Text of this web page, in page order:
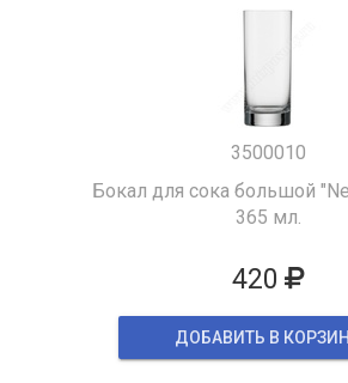
3500010
Бокал для сока большой
365 мл.
420
ДОБАВИТЬ В